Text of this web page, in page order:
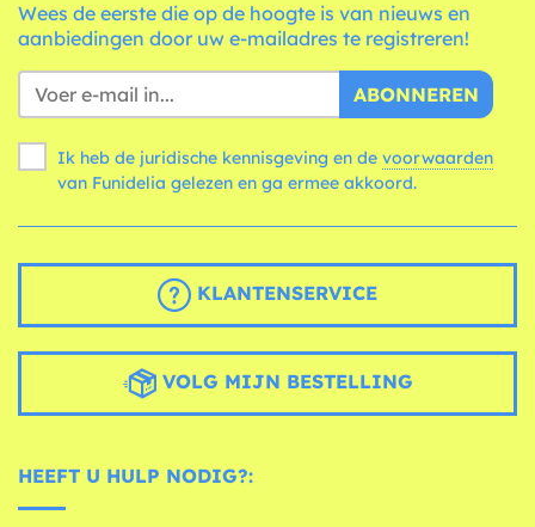
Wees de eerste die op de hoogte is van nieuws en
aanbiedingen door uw e-mailadres te registreren!
ABONNEREN
Ik heb de juridische kennisgeving en de voorwaarden
van Funidelia gelezen en ga ermee akkoord.
KLANTENSERVICE
VOLG MIJN BESTELLING
HEEFT U HULP NODIG?: